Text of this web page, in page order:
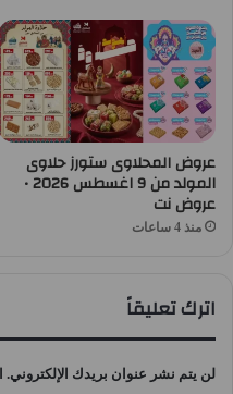
عروض المحلاوى ستورز حلاوى
المولد من 9 اغسطس 2026 •
عروض نت
منذ 4 ساعات
اترك تعليقاً
لن يتم نشر عنوان بريدك الإلكتروني.